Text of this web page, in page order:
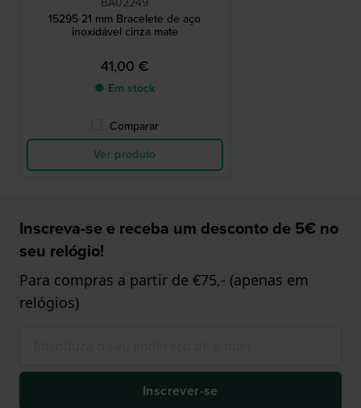
15295 21 mm Bracelete de aço
inoxidável cinza mate
41,00 €
● Em stock
Comparar
Ver produto
Inscreva-se e receba um desconto de 5€ no
seu relógio!
Para compras a partir de €75,- (apenas em
relógios)
Inscrever-se